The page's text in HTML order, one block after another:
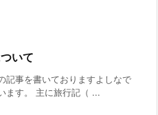
いて
記事を書いておりますよしなで
ます。 主に旅行記（ ...